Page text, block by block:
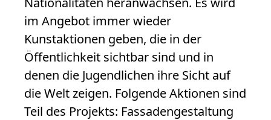
im Angebot immer wieder
Kunstaktionen geben, die in der
Öffentlichkeit sichtbar sind und in
denen die Jugendlichen ihre Sicht auf
die Welt zeigen. Folgende Aktionen sind
Teil des Projekts: Fassadengestaltung